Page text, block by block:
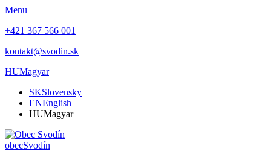
Menu
+421 367 566 001
kontakt@svodin.sk
HUMagyar
SKSlovensky
ENEnglish
HUMagyar
obecSvodín